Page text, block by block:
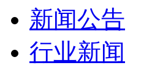
新闻公告
行业新闻